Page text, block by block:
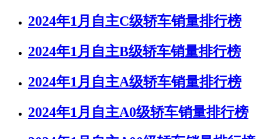
2024年1月自主C级轿车销量排行榜
2024年1月自主B级轿车销量排行榜
2024年1月自主A级轿车销量排行榜
2024年1月自主A0级轿车销量排行榜